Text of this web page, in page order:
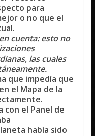
para
o no que el
cuenta:esto no
las cuales
que impedía que
el Mapa de la
con el Panel de
había sido